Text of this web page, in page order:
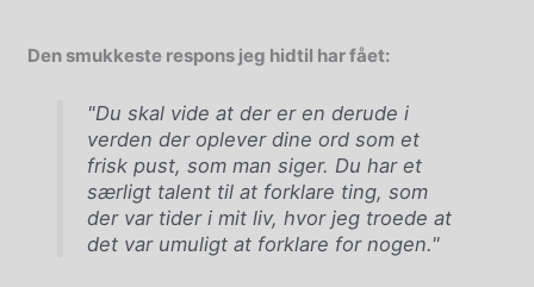
Den smukkeste respons jeg hidtil har fået:
"Du skal vide at der er en derude i
verden der oplever dine ord som et
frisk pust, som man siger. Du har et
særligt talent til at forklare ting, som
der var tider i mit liv, hvor jeg troede at
det var umuligt at forklare for nogen."